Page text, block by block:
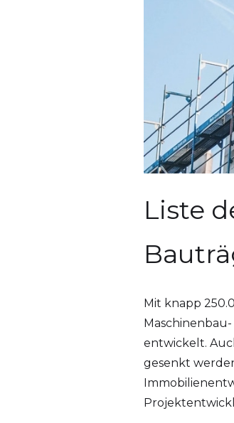
Liste
Mit knapp
entwickelt.
gesenkt